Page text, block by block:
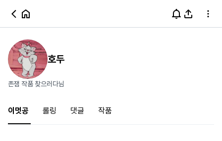
호두
존잼 작품 찾으러다님
이멋공 롤링 댓글 작품